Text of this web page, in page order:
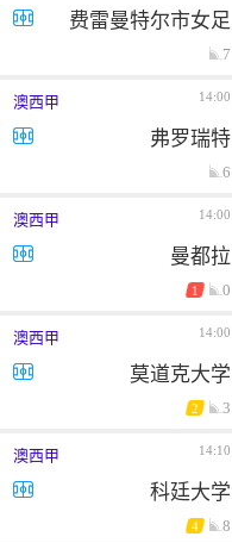
费雷曼特尔市女足
7
澳西甲 14:00
弗罗瑞特
6
澳西甲 14:00
曼都拉
1 0
澳西甲 14:00
莫道克大学
2 3
澳西甲 14:10
科廷大学
4 8